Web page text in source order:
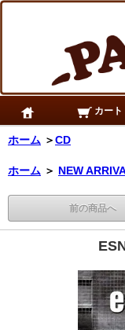
カート
ホーム ＞CD
ホーム ＞ NEW
前の商品へ